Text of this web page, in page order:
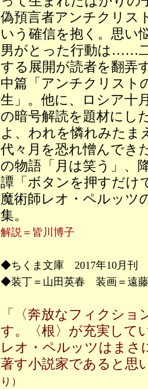
偽預言者アンチクリス
いう確信を抱く。思い
男がとった行動は……
する展開が読者を翻弄
中篇「アンチクリスト
生」。他に、ロシア十
の暗号解読を題材にし
よ、われを憐れみたま
代々月を恐れ憎んでき
の物語「月は笑う」、
譚「ボタンを押すだけ
魔術師レオ・ペルッツ
集。
解説＝皆川博子
◆ちくま文庫 2017年10月刊
◆装丁＝山田英春 装画＝遠
「〈奔放なフィクシ
す。〈根〉が充実して
レオ・ペルッツはまさ
著す小説家であると
り）